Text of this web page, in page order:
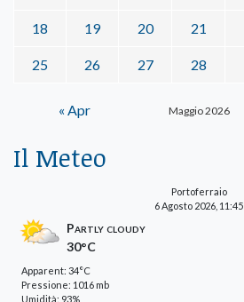
Maggio 2026
18 19 20 21
25 26 27 28
« Apr
Il Meteo
Portoferraio
6 Agosto 2026, 11:45
Partly cloudy
30°C
Apparent: 34°C
Pressione: 1016 mb
Umidità: 93%